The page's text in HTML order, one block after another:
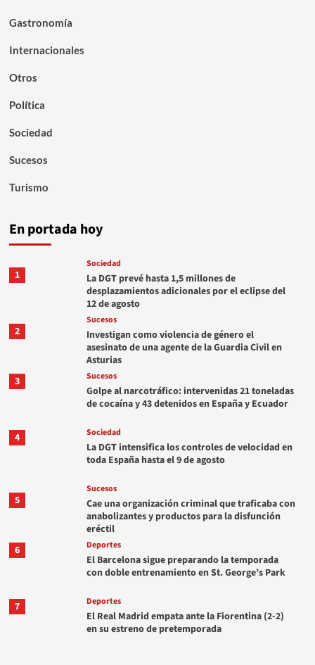
Gastronomía
Internacionales
Otros
Política
Sociedad
Sucesos
Turismo
En portada hoy
1
Sociedad
La DGT prevé hasta 1,5 millones de
desplazamientos adicionales por el eclipse del
12 de agosto
2
Sucesos
Investigan como violencia de género el
asesinato de una agente de la Guardia Civil en
Asturias
3
Sucesos
Golpe al narcotráfico: intervenidas 21 toneladas
de cocaína y 43 detenidos en España y Ecuador
4 Sociedad
La DGT intensifica los controles de velocidad en
toda España hasta el 9 de agosto
5
Sucesos
Cae una organización criminal que traficaba con
anabolizantes y productos para la disfunción
eréctil
6
Deportes
El Barcelona sigue preparando la temporada
con doble entrenamiento en St. George’s Park
7 Deportes
El Real Madrid empata ante la Fiorentina (2-2)
en su estreno de pretemporada